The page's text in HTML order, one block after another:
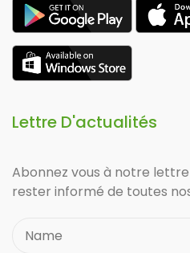
Lettre D'actualités
Abonnez vous à notre
rester informé de toutes